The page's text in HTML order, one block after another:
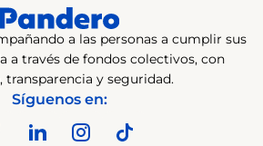
a las personas a cumplir sus
a través de fondos colectivos, con
transparencia y seguridad.
Síguenos en: